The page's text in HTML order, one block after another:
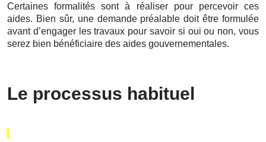
Certaines formalités sont à réaliser pour percevoir ces
aides. Bien sûr, une demande préalable doit être formulée
avant d’engager les travaux pour savoir si oui ou non, vous
serez bien bénéficiaire des aides gouvernementales.
Le processus habituel